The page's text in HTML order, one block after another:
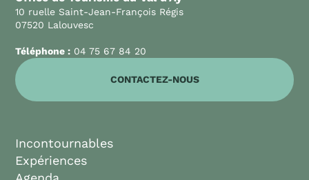
10 ruelle Saint-Jean-François Régis
07520 Lalouvesc
Téléphone : 04 75 67 84 20
CONTACTEZ-NOUS
Incontournables
Expériences